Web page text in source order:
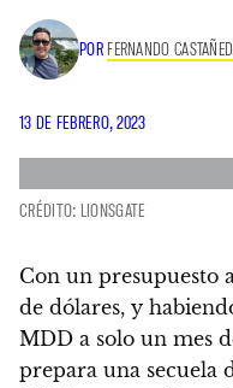
POR FERNANDO
13 DE FEBRERO, 2023
CRÉDITO: LIONSGATE
Con un presupuesto
de dólares, y
MDD a solo un mes
prepara una secuela